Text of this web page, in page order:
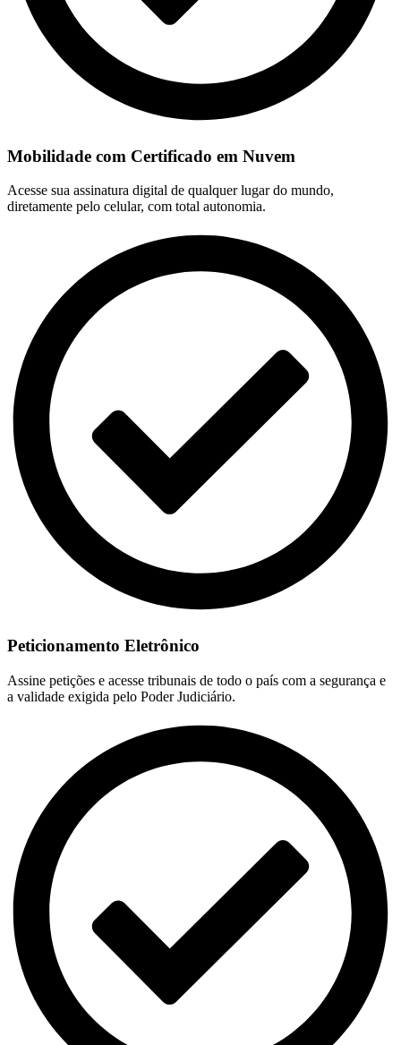
Mobilidade com Certificado em Nuvem
Acesse sua assinatura digital de qualquer lugar do mundo,
diretamente pelo celular, com total autonomia.
Peticionamento Eletrônico
Assine petições e acesse tribunais de todo o país com a segurança e
a validade exigida pelo Poder Judiciário.